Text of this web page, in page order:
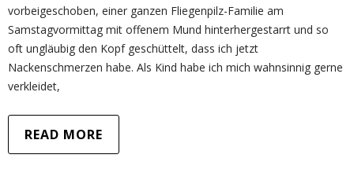
vorbeigeschoben, einer ganzen Fliegenpilz-Familie am
Samstagvormittag mit offenem Mund hinterhergestarrt und so
oft ungläubig den Kopf geschüttelt, dass ich jetzt
Nackenschmerzen habe. Als Kind habe ich mich wahnsinnig gerne
verkleidet,
READ MORE